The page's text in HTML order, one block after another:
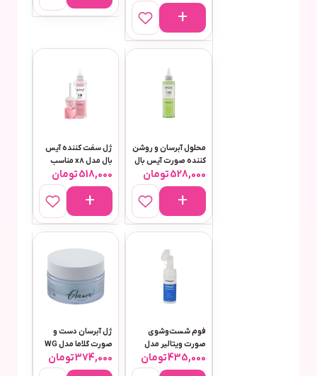
محلول آبرسان و روشن
کننده صورت آیس بال
مدل X10 Matcha حجم
۲۱۲ میلی لیتر
528,000تومان
ژل سفت کننده آیس
بال مدل x8 مناسب
برای انواع پوست حجم
۲۱۲ میلی لیتر
518,000تومان
فوم شست‌وشوی
صورت ویتالیر مدل
هیدراویت مناسب
پوست خشک حجم 150
435,000تومان
ژل آبرسان دست و
صورت گلاما مدل WG
مناسب برای انواع
پوست حجم 200 میلی
374,000تومان